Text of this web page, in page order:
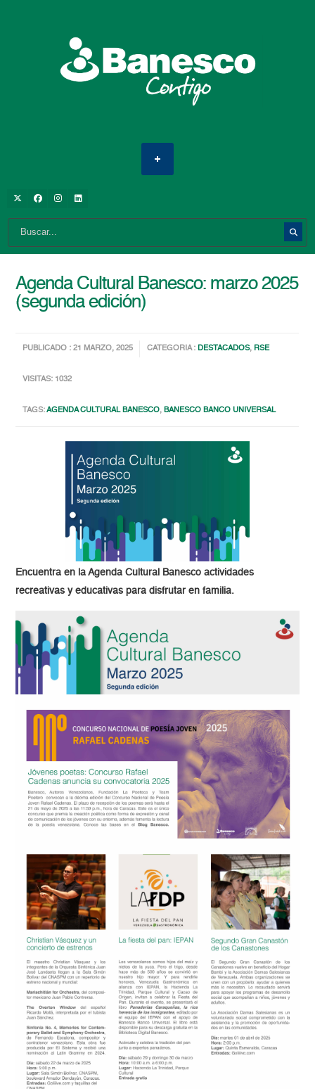
Agenda Cultural Banesco: marzo 2025
(segunda edición)
PUBLICADO : 21 MARZO, 2025 CATEGORIA :DESTACADOS, RSE
VISITAS: 1032
TAGS:AGENDA CULTURAL BANESCO,BANESCO BANCO UNIVERSAL
Encuentra en la Agenda Cultural Banesco actividades
recreativas y educativas para disfrutar en familia.